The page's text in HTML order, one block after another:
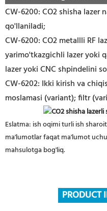
CW-6200: CO2 shisha lazer
qo'llaniladi;
CW-6200: CO2 metallli RF
yarimo'tkazgichli lazer yoki
lazer yoki CNC shpindelini
CW-6202: Ikki kirish va
moslamasi (variant); filtr
Eslatma: ish oqimi turli ish
ma'lumotlar faqat ma'lumot
mahsulotga bog'liq.
PRODUCT